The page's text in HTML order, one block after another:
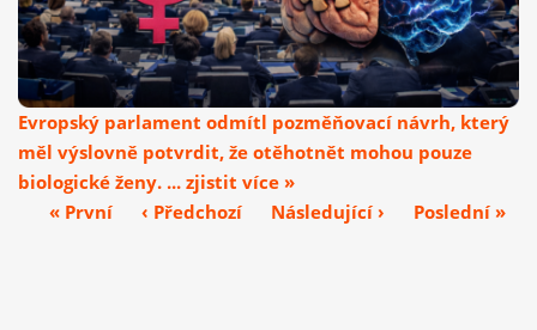
Evropský parlament odmítl pozměňovací návrh, který
měl výslovně potvrdit, že otěhotnět mohou pouze
biologické ženy. ... zjistit více »
« První
‹ Předchozí Následující › Poslední »